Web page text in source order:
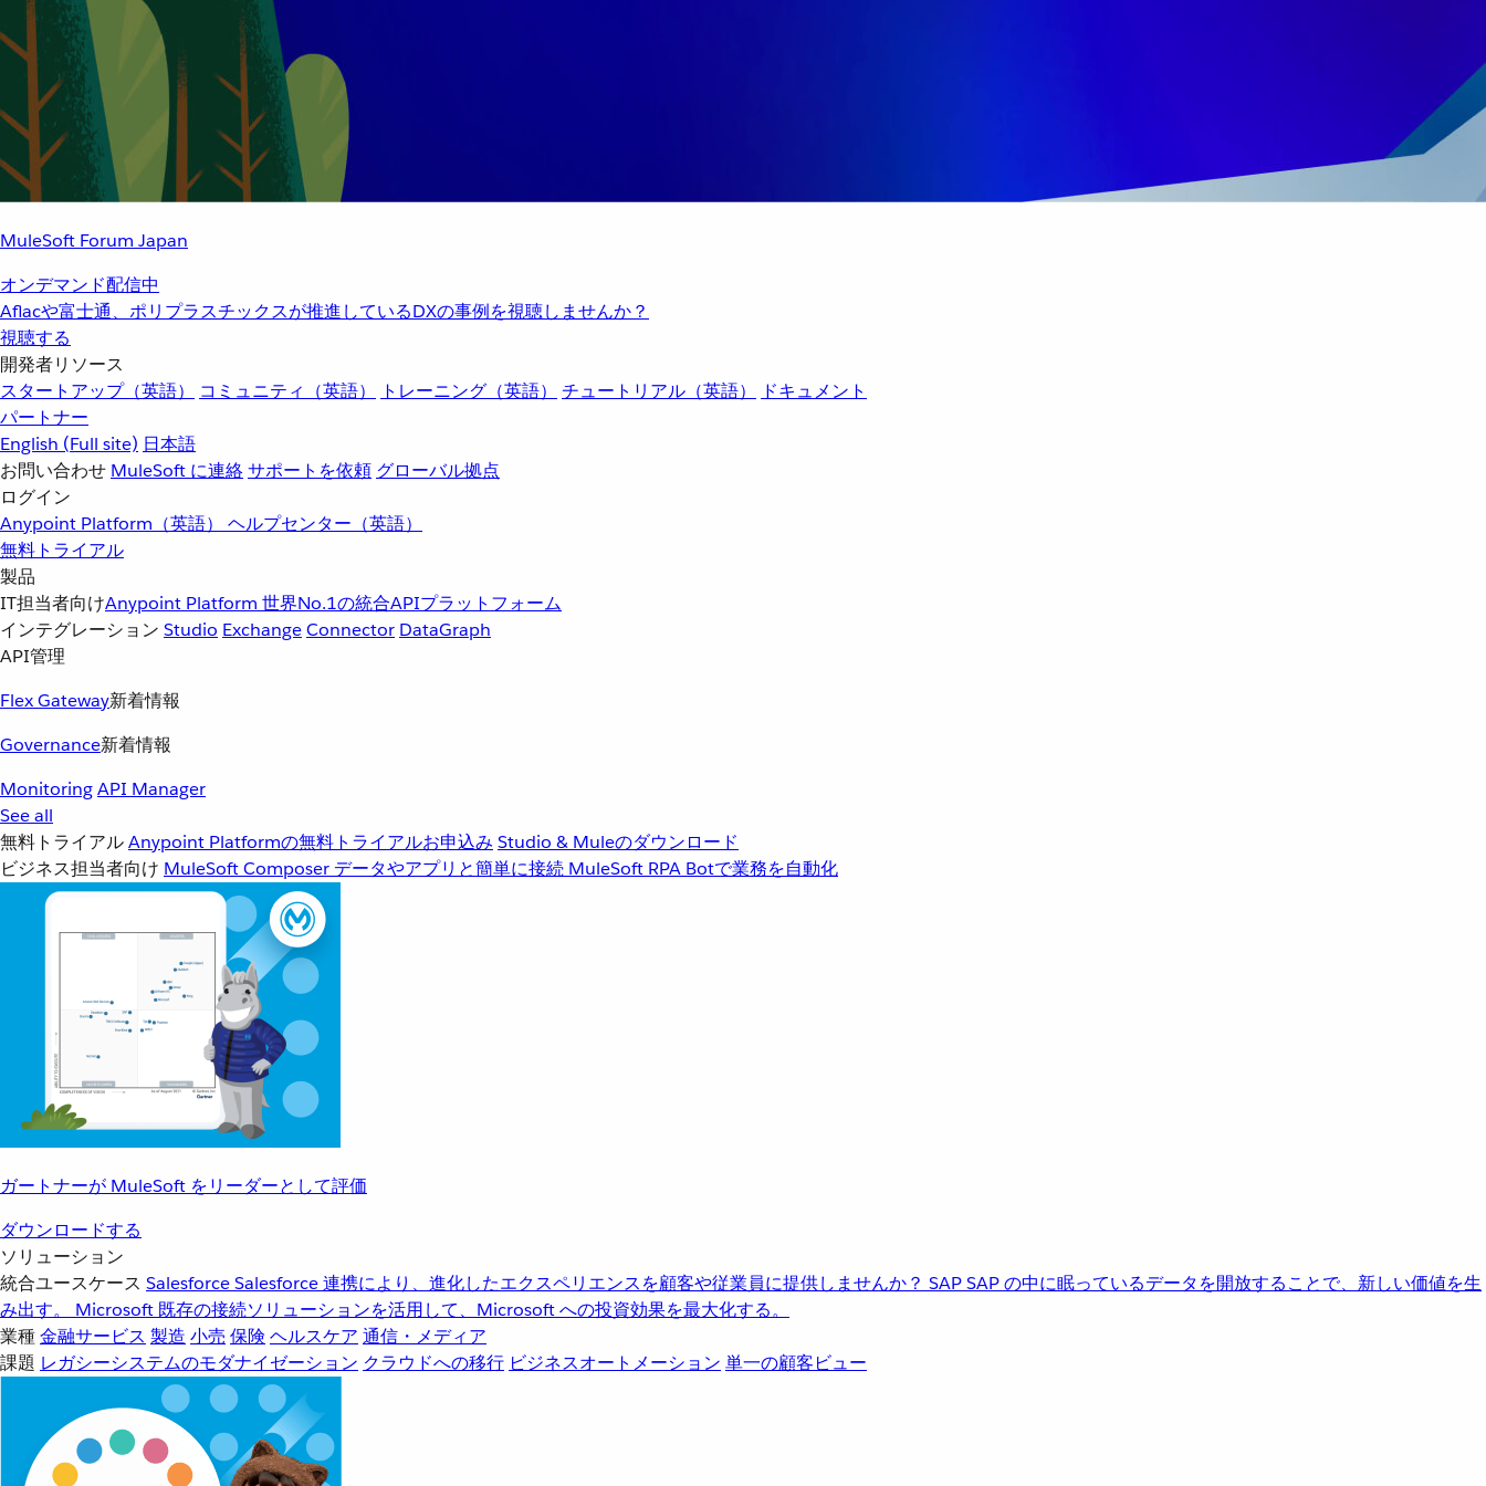
MuleSoft Forum Japan
オンデマンド配信中
Aflacや富士通、ポリプラスチックスが推進しているDXの事例を視聴しませんか？
視聴する
開発者リソース
スタートアップ（英語）
コミュニティ（英語） トレーニング（英語） チュートリアル（英語）
ドキュメント
パートナー
English (Full site) 日本語
お問い合わせ MuleSoft に連絡サポートを依頼 グローバル拠点
ログイン
Anypoint Platform（英語） ヘルプセンター（英語）
無料トライアル
製品
IT担当者向けAnypoint Platform 世界No.1の統合APIプラットフォーム
インテグレーション Studio ExchangeConnector DataGraph
API管理
Flex Gateway新着情報
Governance新着情報
MonitoringAPI Manager
See all
無料トライアルAnypoint Platformの無料トライアルお申込み Studio & Muleのダウンロード
ビジネス担当者向け MuleSoft Composer データやアプリと簡単に接続 MuleSoft RPA Botで業務を自動化
ガートナーが MuleSoft をリーダーとして評価
ダウンロードする
ソリューション
統合ユースケース SalesforceSalesforce 連携により、進化したエクスペリエンスを顧客や従業員に提供しませんか？ SAPSAP の中に眠っているデータを開放することで、新しい価値を生
み出す。
Microsoft 既存の接続ソリューションを活用して、Microsoft への投資効果を最大化する。
業種金融サービス 製造 小売 保険 ヘルスケア 通信・メディア
課題 レガシーシステムのモダナイゼーション クラウドへの移行 ビジネスオートメーション 単一の顧客ビュー